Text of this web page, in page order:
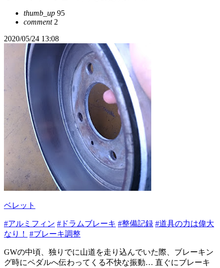
thumb_up 95
comment2
2020/05/24 13:08
ベレット
#アルミフィン #ドラムブレーキ #整備記録 #道具の力は偉大
なり！
#ブレーキ調整
GWの中頃、独りでに山道を走り込んでいた際、ブレーキン
グ時にペダルへ伝わってくる不快な振動… 直ぐにブレーキ